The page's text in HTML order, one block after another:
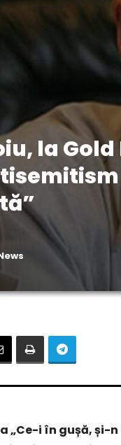
la
„Ce-i în gușă, și-